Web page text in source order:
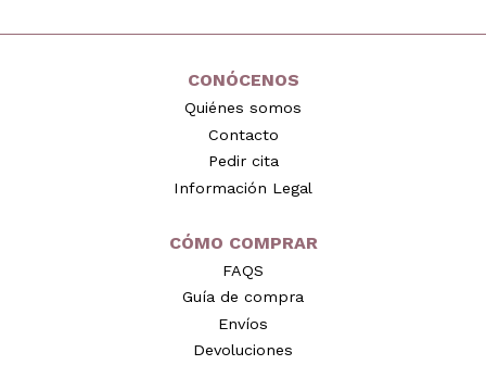
CONÓCENOS
Quiénes somos
Contacto
Pedir cita
Información Legal
CÓMO COMPRAR
FAQS
Guía de compra
Envíos
Devoluciones